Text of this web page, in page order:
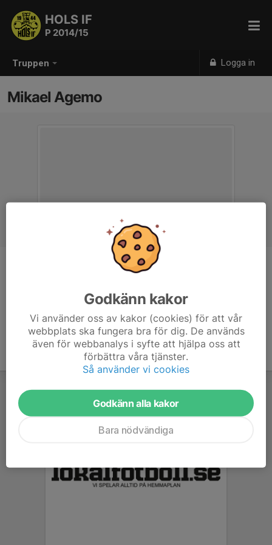
Truppen Logga in
HOLS IF
P 2014/15
Mikael Agemo
Tränare
Godkänn kakor
Vi använder oss av kakor (cookies) för att vår
webbplats ska fungera bra för dig. De används
även för webbanalys i syfte att hjälpa oss att
förbättra våra tjänster.
Så använder vi cookies
Godkänn alla kakor
Bara nödvändiga